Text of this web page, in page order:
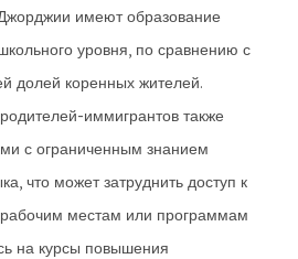
имеют образование
уровня, по сравнению с
долей коренных жителей.
иммигрантов также
с ограниченным знанием
что может затруднить доступ к
местам или программам
на курсы повышения